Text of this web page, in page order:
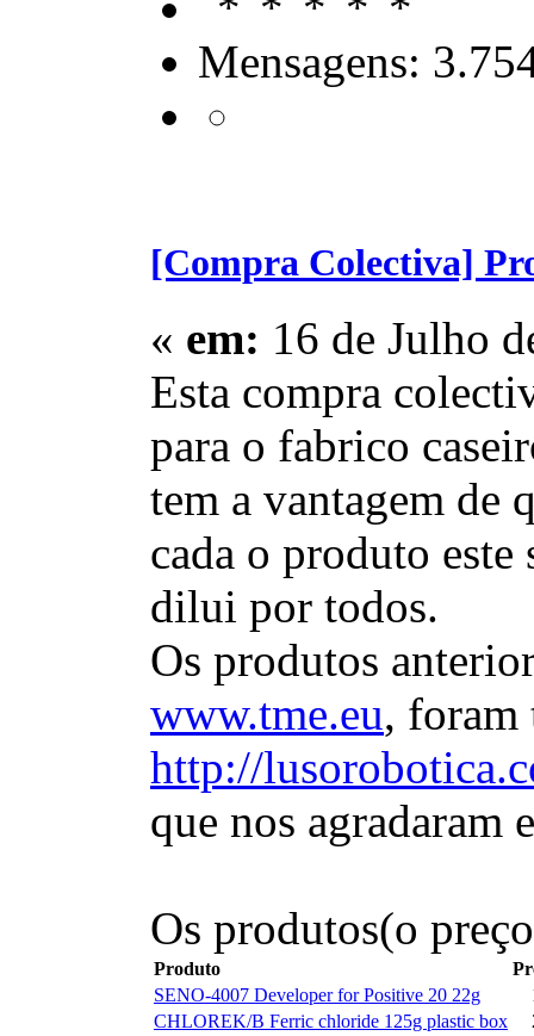
Mensagens:
[Compra Colectiva]
« em: 16 de Julho
Esta compra
para o fabrico
tem a vantagem de
cada o produto este
dilui por todos.
Os produtos
www.tme.eu, foram
http://
que nos agradaram
Os produtos(o
Produto
SENO-4007 Developer for Positive 20 22g
CHLOREK/B Ferric chloride 125g plastic box